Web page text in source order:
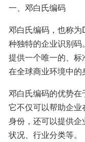
一、邓白氏编码
邓白氏编码，也称
种独特的企业识别
提供一个唯一的、
在全球商业环境中的
邓白氏编码的优势在
它不仅可以帮助企
身份，还可以提供
状况、行业分类等。